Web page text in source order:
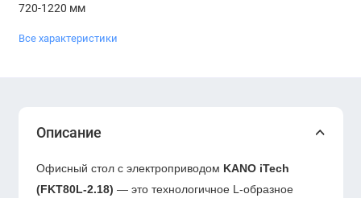
720-1220 мм
Все характеристики
Описание
Офисный стол с электроприводом KANO iTech
(FKT80L-2.18) — это технологичное L-образное